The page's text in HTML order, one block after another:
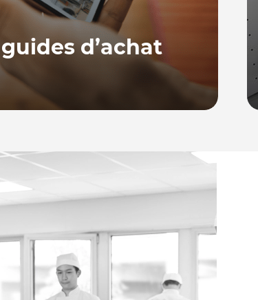
d’achat
propose toute une série de guides
les conseils pour bien choisir et